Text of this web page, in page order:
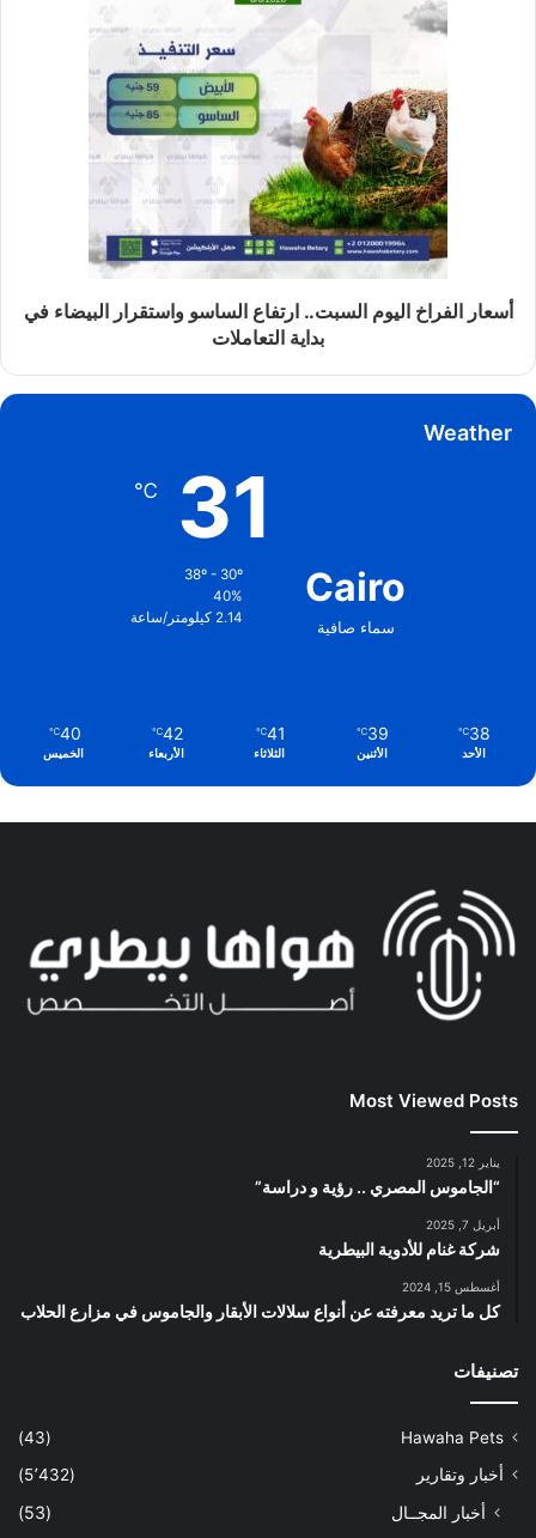
أسعار الفراخ اليوم السبت.. ارتفاع الساسو واستقرار البيضاء في
بداية التعاملات
Weather
Cairo
سماء صافية
31
℃
40%
2.14 كيلومتر/ساعة
38
℃
الأحد
39
℃
الأثنين
41
℃
الثلاثاء
42
℃
الأربعاء
40
℃
الخميس
Most Viewed Posts
يناير 12, 2025
“الجاموس المصري .. رؤية و دراسة”
أبريل 7, 2025
شركة غنام للأدوية البيطرية
أغسطس 15, 2024
كل ما تريد معرفته عن أنواع سلالات الأبقار والجاموس في مزارع الحلاب
تصنيفات
Hawaha Pets
(43)
أخبار وتقارير
(5٬432)
أخبار المجــال
(53)